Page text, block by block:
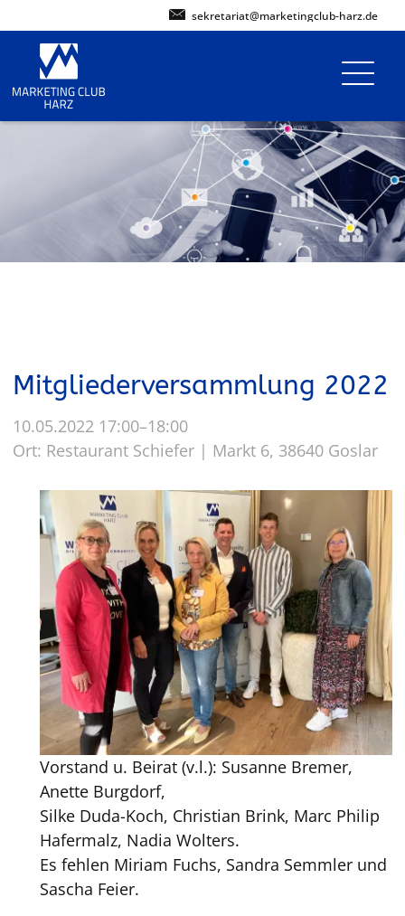
sekretariat@marketingclub-harz.de
Mitgliederversammlung 2022
10.05.2022 17:00–18:00
Ort: Restaurant Schiefer | Markt 6, 38640 Goslar
Vorstand u. Beirat (v.l.): Susanne Bremer,
Anette Burgdorf,
Silke Duda-Koch, Christian Brink, Marc Philip
Hafermalz, Nadia Wolters.
Es fehlen Miriam Fuchs, Sandra Semmler und
Sascha Feier.